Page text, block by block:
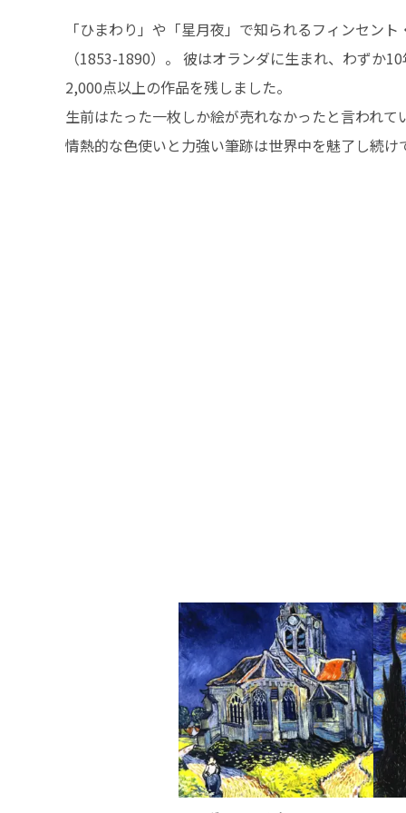
「ひまわり」や「星月夜」で知られるフィンセン
（1853-1890）。 彼はオランダに生まれ、わずか
2,000点以上の作品を残しました。
生前はたった一枚しか絵が売れなかったと言われて
情熱的な色使いと力強い筆跡は世界中を魅了し続け